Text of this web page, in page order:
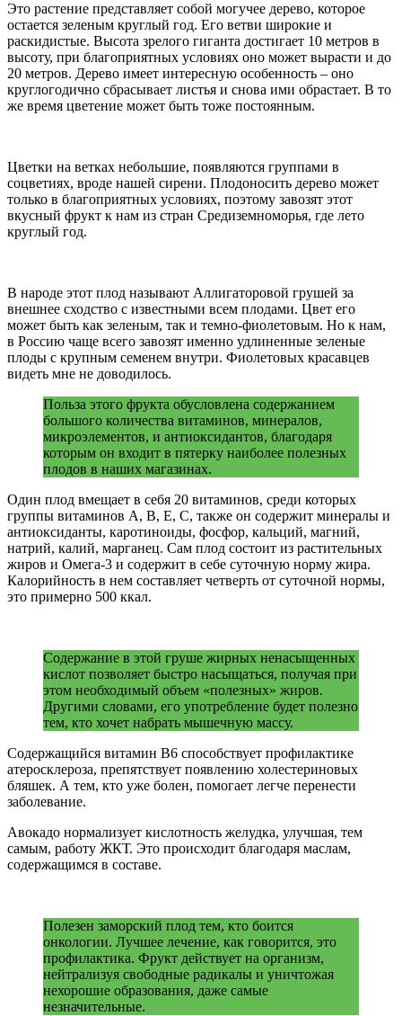
Это растение представляет собой могучее дерево, которое
остается зеленым круглый год. Его ветви широкие и
раскидистые. Высота зрелого гиганта достигает 10 метров в
высоту, при благоприятных условиях оно может вырасти и до
20 метров. Дерево имеет интересную особенность – оно
круглогодично сбрасывает листья и снова ими обрастает. В то
же время цветение может быть тоже постоянным.
Цветки на ветках небольшие, появляются группами в
соцветиях, вроде нашей сирени. Плодоносить дерево может
только в благоприятных условиях, поэтому завозят этот
вкусный фрукт к нам из стран Средиземноморья, где лето
круглый год.
В народе этот плод называют Аллигаторовой грушей за
внешнее сходство с известными всем плодами. Цвет его
может быть как зеленым, так и темно-фиолетовым. Но к нам,
в Россию чаще всего завозят именно удлиненные зеленые
плоды с крупным семенем внутри. Фиолетовых красавцев
видеть мне не доводилось.
Польза этого фрукта обусловлена содержанием
большого количества витаминов, минералов,
микроэлементов, и антиоксидантов, благодаря
которым он входит в пятерку наиболее полезных
плодов в наших магазинах.
Один плод вмещает в себя 20 витаминов, среди которых
группы витаминов А, В, Е, С, также он содержит минералы и
антиоксиданты, каротиноиды, фосфор, кальций, магний,
натрий, калий, марганец. Сам плод состоит из растительных
жиров и Омега-3 и содержит в себе суточную норму жира.
Калорийность в нем составляет четверть от суточной нормы,
это примерно 500 ккал.
Содержание в этой груше жирных ненасыщенных
кислот позволяет быстро насыщаться, получая при
этом необходимый объем «полезных» жиров.
Другими словами, его употребление будет полезно
тем, кто хочет набрать мышечную массу.
Содержащийся витамин B6 способствует профилактике
атеросклероза, препятствует появлению холестериновых
бляшек. А тем, кто уже болен, помогает легче перенести
заболевание.
Авокадо нормализует кислотность желудка, улучшая, тем
самым, работу ЖКТ. Это происходит благодаря маслам,
содержащимся в составе.
Полезен заморский плод тем, кто боится
онкологии. Лучшее лечение, как говорится, это
профилактика. Фрукт действует на организм,
нейтрализуя свободные радикалы и уничтожая
нехорошие образования, даже самые
незначительные.